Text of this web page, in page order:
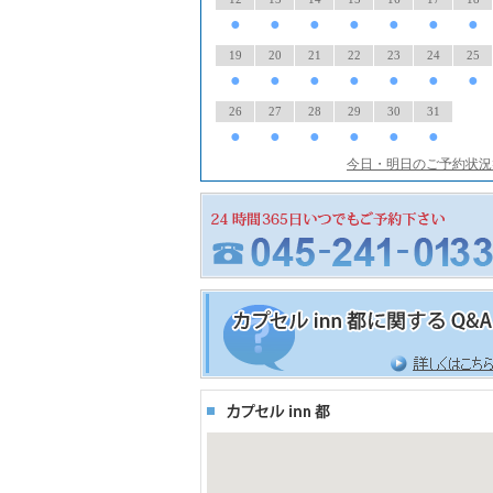
● ● ● ● ● ● ●
19
●
20
●
21
●
22
●
23
●
24
●
25
●
26
●
27
●
28
●
29
●
30
●
31
●
今日・明日のご予約状